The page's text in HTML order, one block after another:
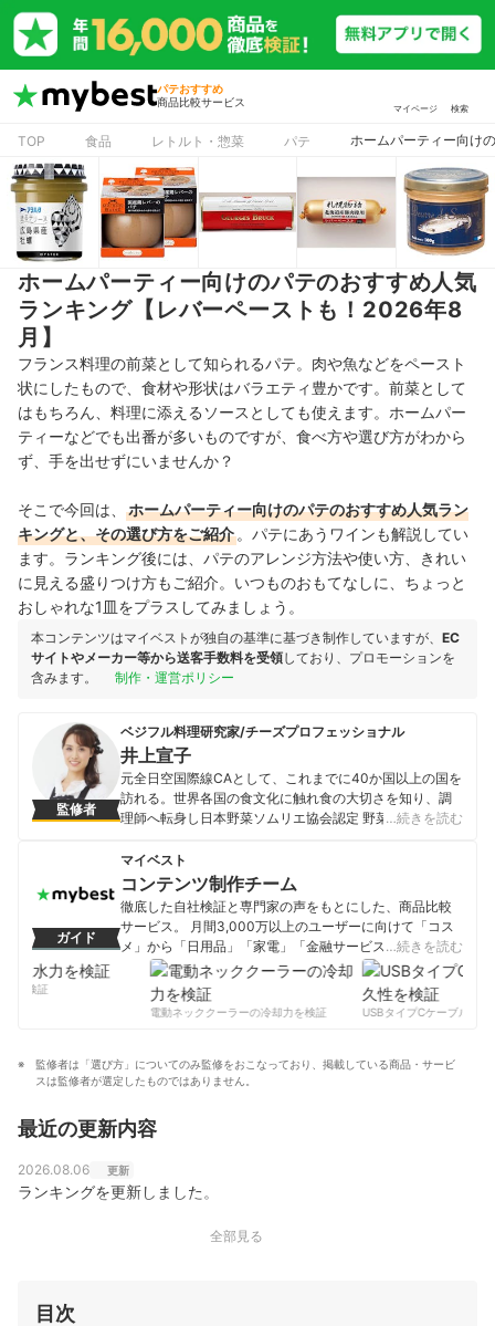
パテおすすめ
商品比較サービス
マイページ 検索
TOP 食品 レトルト・惣菜 パテ ホームパーティー向け
ホームパーティー向けのパテのおすすめ人気
ランキング【レバーペーストも！2026年8
月】
フランス料理の前菜として知られるパテ。 肉や魚などをペースト
状にしたもので、 食材や形状はバラエティ豊かです。前菜として
はもちろん、料理に添えるソースとしても使えます。ホームパー
ティーなどでも出番が多いものですが、食べ方や選び方がわから
ず、手を出せずにいませんか？
そこで今回は、
ホームパーティー向けのパテのおすすめ人気ラン
キングと、その選び方をご紹介 。パテにあうワインも解説してい
ます。ランキング後には、パテのアレンジ方法や使い方、きれい
に見える盛りつけ方もご紹介。いつものおもてなしに、ちょっと
おしゃれな1皿をプラスしてみましょう。
本コンテンツはマイベストが独自の基準に基づき制作していますが、 EC
サイトやメーカー等から送客手数料を受領しており、プロモーションを
含みます。
制作・運営ポリシー
監修者
ベジフル料理研究家/チーズプロフェッショナル
井上宣子
元全日空国際線CAとして、これまでに40か国以上の国を
訪れる。世界各国の食文化に触れ食の大切さを知り、調
理師へ転身し日本野菜ソムリエ協会認定 野菜ソムリエプ
ルフアドバイザー、C.P.A.認定 チーズプロフェッショナ
ル、J.S.A.認定 ソムリエ（ワイン）、厚生労働大臣認定
ホテルレストランサービス技能士、食育マイスター（プ
ライマリー）、感染症対策マイスターなど数々の食の専
門資格を取得。「体の中からキレイ」とともに、病に負
けない体づくりを目指すベジフルライフを老若男女に提
案する、料理教室、セミナー、講座をはじめ、企業タイ
アップ企画、レシピ開発、メディア出演等で活動中。FM
自身の番組でラジオパーソナリティとして、「食」にま
ト 基礎編』。
井上宣子のプロフィール
…続きを読む
ガイド
マイベスト
コンテンツ制作チーム
徹底した自社検証と専門家の声をもとにした、商品比較
サービス。 月間3,000万以上のユーザーに向けて「コス
メ」から「日用品」「家電」「金融サービス」まで、ベ
ストな商品を選んでもらうために、毎日コンテンツを制
作中。
コンテンツ制作チームのプロフィール
…続きを読む
検証
電動ネッククーラーの冷却力を検証
USBタイプCケーブルの耐久
監修者は「選び方」についてのみ監修をおこなっており、掲載している商品・サービ
スは監修者が選定したものではありません。
最近の更新内容
2026.08.06 更新
ランキングを更新しました。
全部見る
目次